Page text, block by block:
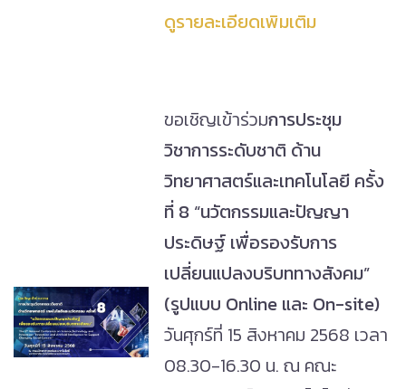
ดูรายละเอียดเพิมเติม
ขอเชิญเข้าร่วมการประชุม
วิชาการระดับชาติ ด้าน
วิทยาศาสตร์และเทคโนโลยี ครั้ง
ที่ 8 “นวัตกรรมและปัญญา
ประดิษฐ์ เพื่อรองรับการ
เปลี่ยนแปลงบริบททางสังคม”
(รูปแบบ Online และ On-site)
วันศุกร์ที่ 15 สิงหาคม 2568 เวลา
08.30-16.30 น. ณ คณะ